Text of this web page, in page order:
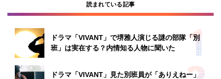
読まれている記事
ドラマ「VIVANT」で堺雅人演じる謎の部隊「別
班」は実在する？内情知る人物に聞いた
ドラマ「VIVANT」見た別班員が「ありえねー」